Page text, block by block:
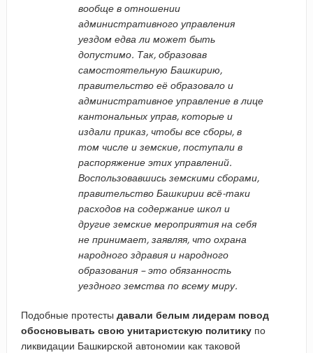
вообще в отношении
административного управления
уездом едва ли может быть
допустимо. Так, образовав
самостоятельную Башкирию,
правительство её образовало и
административное управление в лице
кантональных управ, которые и
издали приказ, чтобы все сборы, в
том числе и земские, поступали в
распоряжение этих управлений.
Воспользовавшись земскими сборами,
правительство Башкирии всё-таки
расходов на содержание школ и
другие земские мероприятия на себя
не принимает, заявляя, что охрана
народного здравия и народного
образования – это обязанность
уездного земства по всему миру.
Подобные протесты давали белым лидерам повод
обосновывать свою унитаристскую политикупо
ликвидации Башкирской автономии как таковой